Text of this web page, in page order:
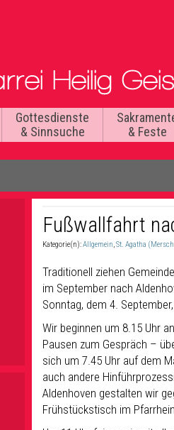
Gottesdienste
& Sinnsuche
& Feste
Fußwallfahrt
Kategorie(n):Allgemein,St. Agatha
Traditionell ziehen
im September nach
Sonntag, dem 4.
Wir beginnen um 8.15 Uhr
Pausen zum Gespräch –
sich um 7.45 Uhr auf dem
auch andere
Aldenhoven gestalten wir
Frühstückstisch im